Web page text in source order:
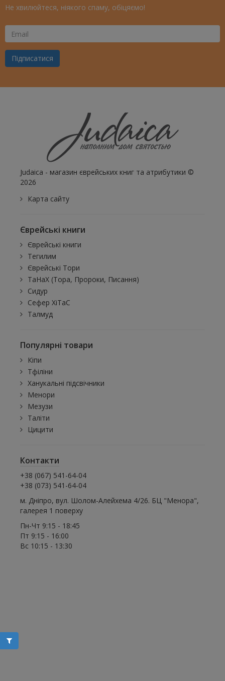
Не хвилюйтеся, ніякого спаму, обіцяємо!
Ваш
Email
Підписатися
Judaica - магазин єврейських книг та атрибутики ©
2026
Карта сайту
Єврейські книги
Єврейські книги
Тегилим
Єврейські Тори
ТаНаХ (Тора, Пророки, Писання)
Сидур
Сефер ХіТаС
Талмуд
Популярні товари
Кіпи
Тфіліни
Ханукальні підсвічники
Менори
Мезузи
Таліти
Цицити
Контакти
+38 (067) 541-64-04
+38 (073) 541-64-04
м. Дніпро, вул. Шолом-Алейхема 4/26. БЦ "Менора",
галерея 1 поверху
Пн-Чт 9:15 - 18:45
Пт 9:15 - 16:00
Вс 10:15 - 13:30